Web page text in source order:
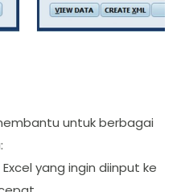
untuk berbagai
yang ingin diinput ke